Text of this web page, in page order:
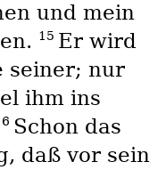
und mein
15 Er wird
seiner; nur
ihm ins
Schon das
daß vor sein